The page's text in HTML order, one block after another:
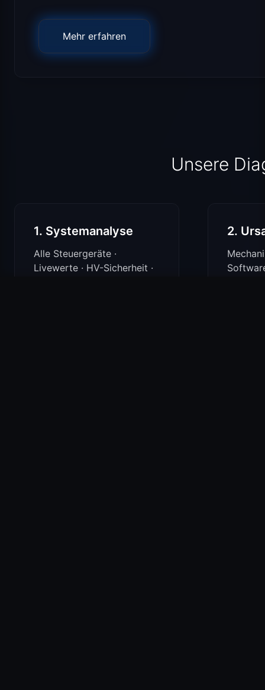
Mehr erfahren
Unsere
1. Systemanalyse
Alle Steuergeräte ·
Livewerte · HV-Sicherheit ·
2.